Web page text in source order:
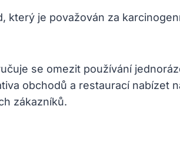
který je považován za
se omezit používání
obchodů a restaurací nabízet
zákazníků.